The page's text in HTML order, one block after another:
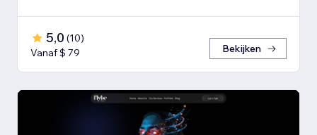
5,0 (10)
Vanaf $ 79
Bekijken